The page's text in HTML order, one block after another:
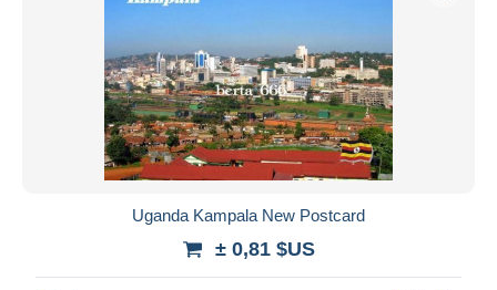
Uganda Kampala New Postcard
± 0,81 $US